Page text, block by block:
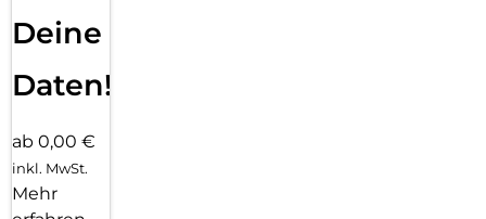
Deine
Daten!
ab 0,00 €
inkl. MwSt.
Mehr